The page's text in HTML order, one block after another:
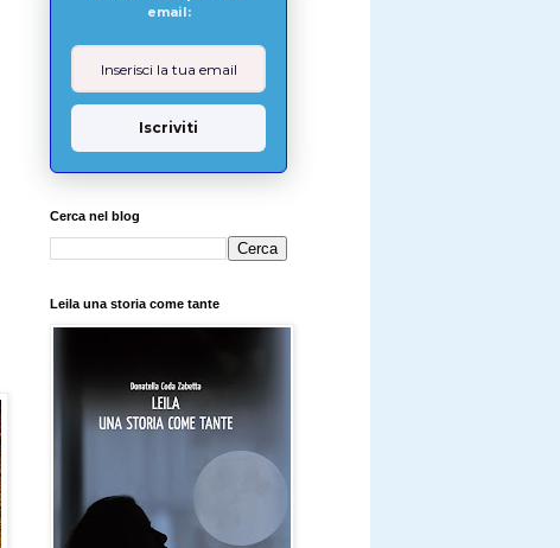
email:
Iscriviti
Cerca nel blog
Leila una storia come tante